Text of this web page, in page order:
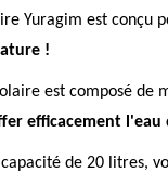
Yuragim est conçu
!
est composé
efficacement l'eau
de 20 litres,